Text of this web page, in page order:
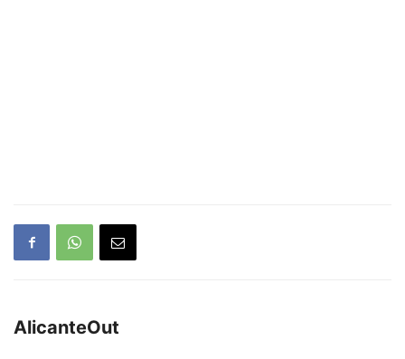
AlicanteOut